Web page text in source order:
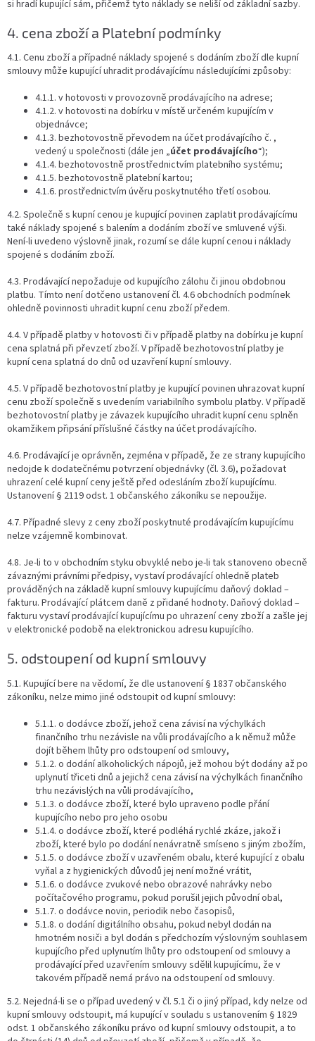
si hradí kupující sám, přičemž tyto náklady se neliší od základní sazby.
4. cena zboží a Platební podmínky
4.1. Cenu zboží a případné náklady spojené s dodáním zboží dle kupní
smlouvy může kupující uhradit prodávajícímu následujícími způsoby:
4.1.1. v hotovosti v provozovně prodávajícího na adrese;
4.1.2. v hotovosti na dobírku v místě určeném kupujícím v
objednávce;
4.1.3. bezhotovostně převodem na účet prodávajícího č. ,
vedený u společnosti (dále jen „účet prodávajícího“);
4.1.4. bezhotovostně prostřednictvím platebního systému;
4.1.5. bezhotovostně platební kartou;
4.1.6. prostřednictvím úvěru poskytnutého třetí osobou.
4.2. Společně s kupní cenou je kupující povinen zaplatit prodávajícímu
také náklady spojené s balením a dodáním zboží ve smluvené výši.
Není-li uvedeno výslovně jinak, rozumí se dále kupní cenou i náklady
spojené s dodáním zboží.
4.3. Prodávající nepožaduje od kupujícího zálohu či jinou obdobnou
platbu. Tímto není dotčeno ustanovení čl. 4.6 obchodních podmínek
ohledně povinnosti uhradit kupní cenu zboží předem.
4.4. V případě platby v hotovosti či v případě platby na dobírku je kupní
cena splatná při převzetí zboží. V případě bezhotovostní platby je
kupní cena splatná do dnů od uzavření kupní smlouvy.
4.5. V případě bezhotovostní platby je kupující povinen uhrazovat kupní
cenu zboží společně s uvedením variabilního symbolu platby. V případě
bezhotovostní platby je závazek kupujícího uhradit kupní cenu splněn
okamžikem připsání příslušné částky na účet prodávajícího.
4.6. Prodávající je oprávněn, zejména v případě, že ze strany kupujícího
nedojde k dodatečnému potvrzení objednávky (čl. 3.6), požadovat
uhrazení celé kupní ceny ještě před odesláním zboží kupujícímu.
Ustanovení § 2119 odst. 1 občanského zákoníku se nepoužije.
4.7. Případné slevy z ceny zboží poskytnuté prodávajícím kupujícímu
nelze vzájemně kombinovat.
4.8. Je-li to v obchodním styku obvyklé nebo je-li tak stanoveno obecně
závaznými právními předpisy, vystaví prodávající ohledně plateb
prováděných na základě kupní smlouvy kupujícímu daňový doklad –
fakturu. Prodávající plátcem daně z přidané hodnoty. Daňový doklad –
fakturu vystaví prodávající kupujícímu po uhrazení ceny zboží a zašle jej
v elektronické podobě na elektronickou adresu kupujícího.
5. odstoupení od kupní smlouvy
5.1. Kupující bere na vědomí, že dle ustanovení § 1837 občanského
zákoníku, nelze mimo jiné odstoupit od kupní smlouvy:
5.1.1. o dodávce zboží, jehož cena závisí na výchylkách
finančního trhu nezávisle na vůli prodávajícího a k němuž může
dojít během lhůty pro odstoupení od smlouvy,
5.1.2. o dodání alkoholických nápojů, jež mohou být dodány až po
uplynutí třiceti dnů a jejichž cena závisí na výchylkách finančního
trhu nezávislých na vůli prodávajícího,
5.1.3. o dodávce zboží, které bylo upraveno podle přání
kupujícího nebo pro jeho osobu
5.1.4. o dodávce zboží, které podléhá rychlé zkáze, jakož i
zboží, které bylo po dodání nenávratně smíseno s jiným zbožím,
5.1.5. o dodávce zboží v uzavřeném obalu, které kupující z obalu
vyňal a z hygienických důvodů jej není možné vrátit,
5.1.6. o dodávce zvukové nebo obrazové nahrávky nebo
počítačového programu, pokud porušil jejich původní obal,
5.1.7. o dodávce novin, periodik nebo časopisů,
5.1.8. o dodání digitálního obsahu, pokud nebyl dodán na
hmotném nosiči a byl dodán s předchozím výslovným souhlasem
kupujícího před uplynutím lhůty pro odstoupení od smlouvy a
prodávající před uzavřením smlouvy sdělil kupujícímu, že v
takovém případě nemá právo na odstoupení od smlouvy.
5.2. Nejedná-li se o případ uvedený v čl. 5.1 či o jiný případ, kdy nelze od
kupní smlouvy odstoupit, má kupující v souladu s ustanovením § 1829
odst. 1 občanského zákoníku právo od kupní smlouvy odstoupit, a to